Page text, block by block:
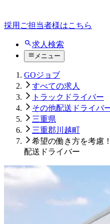
採用ご担当者様はこちら
求人検索
メニュー
GOジョブ
すべての求人
トラックドライバー
その他配送ドライバ
三重県
三重郡川越町
希望の働き方を考慮
配送ドライバー